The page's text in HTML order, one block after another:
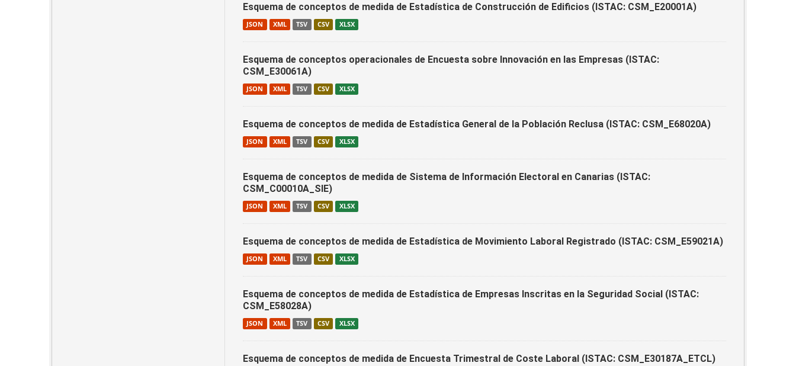
Esquema de conceptos de medida de Estadística de Construcción de Edificios (ISTAC: CSM_E20001A)
JSON XML TSV CSV XLSX
Esquema de conceptos operacionales de Encuesta sobre Innovación en las Empresas (ISTAC:
CSM_E30061A)
JSON XML TSV CSV XLSX
Esquema de conceptos de medida de Estadística General de la Población Reclusa (ISTAC: CSM_E68020A)
JSON XML TSV CSV XLSX
Esquema de conceptos de medida de Sistema de Información Electoral en Canarias (ISTAC:
CSM_C00010A_SIE)
JSON XML TSV CSV XLSX
Esquema de conceptos de medida de Estadística de Movimiento Laboral Registrado (ISTAC: CSM_E59021A)
JSON XML TSV CSV XLSX
Esquema de conceptos de medida de Estadística de Empresas Inscritas en la Seguridad Social (ISTAC:
CSM_E58028A)
JSON XML TSV CSV XLSX
Esquema de conceptos de medida de Encuesta Trimestral de Coste Laboral (ISTAC: CSM_E30187A_ETCL)